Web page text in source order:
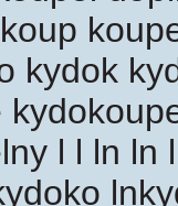
kydok
l l ln ln